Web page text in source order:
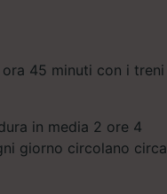
ora 45 minuti con i treni
in media 2 ore 4
giorno circolano circa